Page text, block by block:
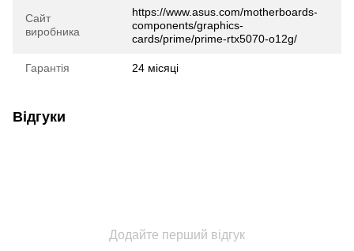
Сайт
виробника
https://www.asus.com/motherboards-
components/graphics-
cards/prime/prime-rtx5070-o12g/
Гарантія 24 місяці
Відгуки
Додайте перший відгук